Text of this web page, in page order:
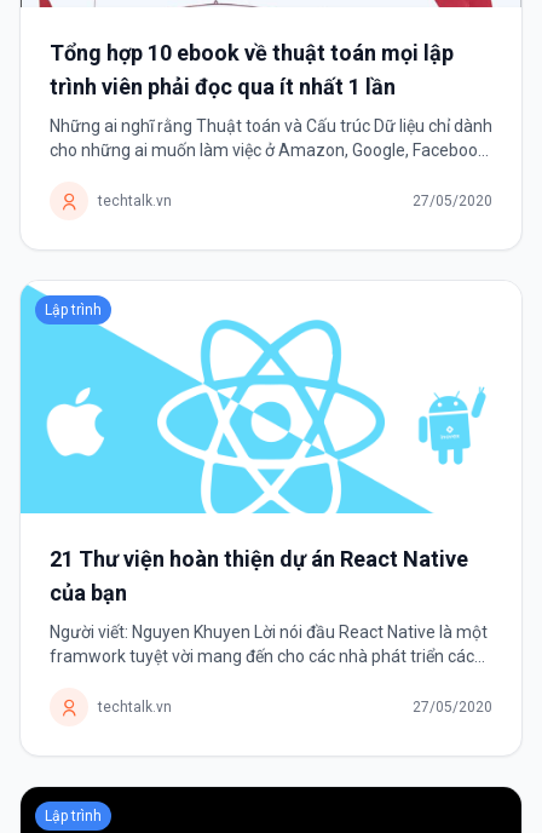
Tổng hợp 10 ebook về thuật toán mọi lập
trình viên phải đọc qua ít nhất 1 lần
Những ai nghĩ rằng Thuật toán và Cấu trúc Dữ liệu chỉ dành
cho những ai muốn làm việc ở Amazon, Google, Facebook,
tồn tại bền vững...
techtalk.vn 27/05/2020
Lập trình
21 Thư viện hoàn thiện dự án React Native
của bạn
Người viết: Nguyen Khuyen Lời nói đầu React Native là một
framwork tuyệt vời mang đến cho các nhà phát triển cách
danh sách dài các thư...
techtalk.vn 27/05/2020
Lập trình